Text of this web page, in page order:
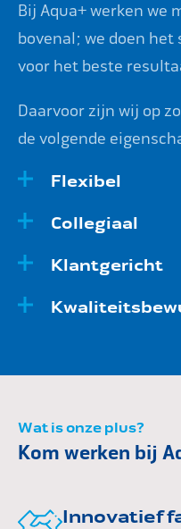
Bij Aqua+ werken we
bovenal; we doen het
voor het beste
Daarvoor zijn wij op
de volgende
Flexibel
Collegiaal
Klantgericht
Wat is onze plus?
Kom werken bij
Innovatief